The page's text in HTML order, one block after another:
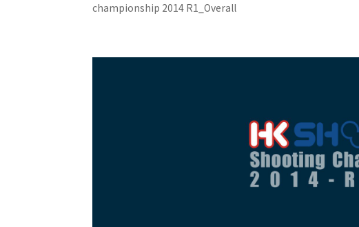
championship 2014 R1_Overall